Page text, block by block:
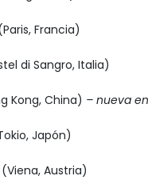
Francia)
di Sangro, Italia)
Kong, China) – nueva
Japón)
Austria)